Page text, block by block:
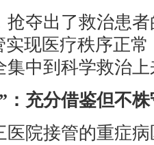
夺出了救治患者
实现医疗秩序正
集中到科学救治
：充分借鉴但不
院接管的重症病